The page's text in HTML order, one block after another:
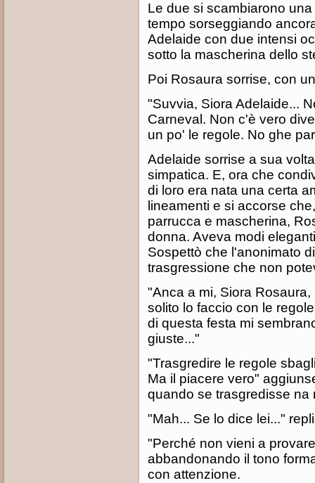
Le due si scambiarono
tempo sorseggiando
Adelaide con due intensi
sotto la mascherina dello
Poi Rosaura sorrise, con
"Suvvia, Siora Adelaide...
Carneval. Non c'è vero
un po' le regole. No ghe
Adelaide sorrise a sua
simpatica. E, ora che
di loro era nata una certa
lineamenti e si accorse
parrucca e mascherina,
donna. Aveva modi
Sospettò che l'anonimato
trasgressione che non
"Anca a mi, Siora
solito lo faccio con le
di questa festa mi
giuste..."
"Trasgredire le regole
Ma il piacere vero"
quando se trasgredisse na
"Mah... Se lo dice lei..."
"Perché non vieni a
abbandonando il tono
con attenzione.